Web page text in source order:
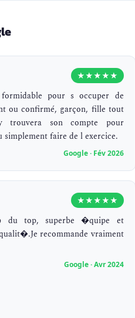
★★★★★
pour s occuper de
ou confirmé, garçon, fille tout
trouvera son compte pour
simplement faire de l exercice.
Google · Fév 2026
★★★★★
du top, superbe �quipe et
recommande vraiment
Google · Avr 2024